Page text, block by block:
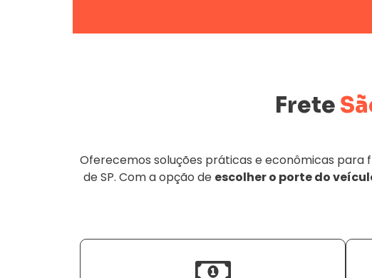
Frete
Oferecemos soluções práticas e econômicas para
de SP. Com a opção de escolher o porte do